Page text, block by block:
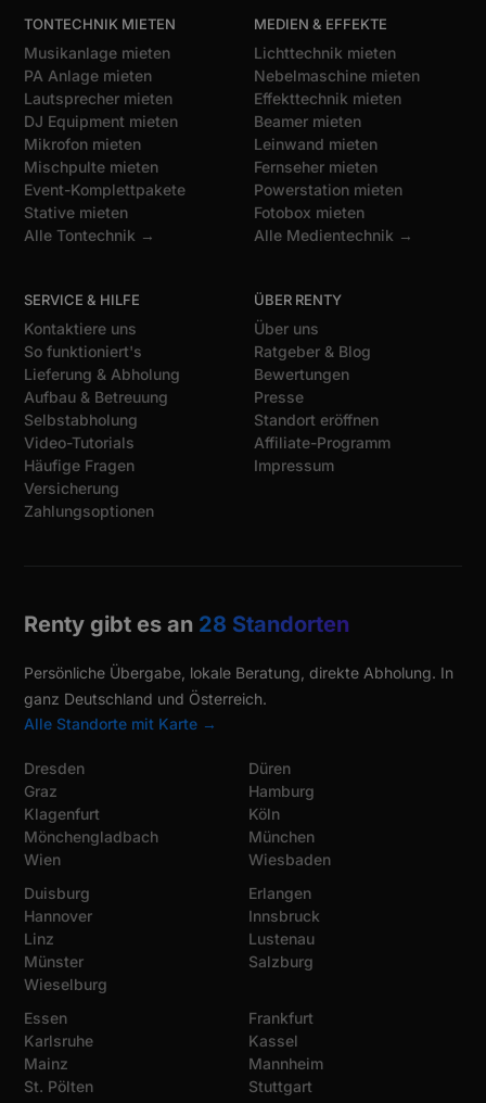
TONTECHNIK MIETEN
Musikanlage mieten
PA Anlage mieten
Lautsprecher mieten
DJ Equipment mieten
Mikrofon mieten
Mischpulte mieten
Event-Komplettpakete
Stative mieten
Alle Tontechnik →
MEDIEN & EFFEKTE
Lichttechnik mieten
Nebelmaschine mieten
Effekttechnik mieten
Beamer mieten
Leinwand mieten
Fernseher mieten
Powerstation mieten
Fotobox mieten
Alle Medientechnik →
SERVICE & HILFE
Kontaktiere uns
So funktioniert's
Lieferung & Abholung
Aufbau & Betreuung
Selbstabholung
Video-Tutorials
Häufige Fragen
Versicherung
Zahlungsoptionen
ÜBER RENTY
Über uns
Ratgeber & Blog
Bewertungen
Presse
Standort eröffnen
Affiliate-Programm
Impressum
Renty gibt es an 28 Standorten
Persönliche Übergabe, lokale Beratung, direkte Abholung. In
ganz Deutschland und Österreich.
Alle Standorte mit Karte →
Dresden
Graz
Klagenfurt
Mönchengladbach
Wien
Düren
Hamburg
Köln
München
Wiesbaden
Duisburg
Hannover
Linz
Münster
Wieselburg
Erlangen
Innsbruck
Lustenau
Salzburg
Essen
Karlsruhe
Mainz
St. Pölten
Frankfurt
Kassel
Mannheim
Stuttgart